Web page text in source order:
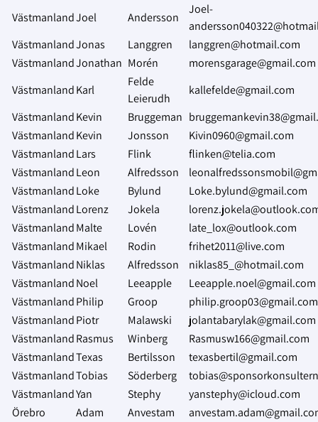
VästmanlandJoel Andersson
Joel-
VästmanlandJonas Langgren
langgren@hotmail.com
VästmanlandJonathan Morén
morensgarage@gmail.com
VästmanlandKarl
Felde
Leierudh
kallefelde@gmail.com
VästmanlandKevin Bruggeman
VästmanlandKevin Jonsson
Kivin0960@gmail.com
VästmanlandLars Flink
flinken@telia.com
VästmanlandLeon Alfredsson
VästmanlandLoke Bylund
Loke.bylund@gmail.com
VästmanlandLorenz Jokela
VästmanlandMalte Lovén
late_lox@outlook.com
VästmanlandMikael Rodin
frihet2011@live.com
VästmanlandNiklas Alfredsson
niklas85_@hotmail.com
VästmanlandNoel Leeapple
Leeapple.noel@gmail.com
VästmanlandPhilip Groop
philip.groop03@gmail.com
VästmanlandPiotr Malawski
jolantabarylak@gmail.com
VästmanlandRasmus Winberg
Rasmusw166@gmail.com
VästmanlandTexas Bertilsson
texasbertil@gmail.com
VästmanlandTobias Söderberg
VästmanlandYan Stephy
yanstephy@icloud.com
Örebro
Adam Anvestam